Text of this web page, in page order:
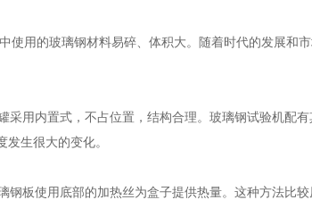
使用的玻璃钢材料易碎、体积大。随着时代的发展和
用内置式，不占位置，结构合理。玻璃钢试验机配
生很大的变化。
板使用底部的加热丝为盒子提供热量。这种方法比